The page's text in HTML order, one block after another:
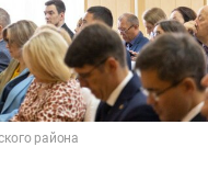
района